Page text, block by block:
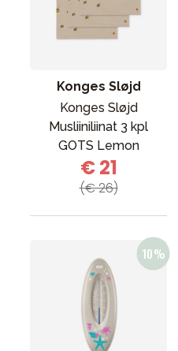
Konges Sløjd
Konges Sløjd
Musliiniliinat 3 kpl
GOTS Lemon
€ 21
(€ 26)